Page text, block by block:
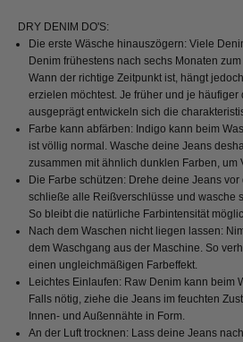
DRY DENIM DO'S:
Die erste Wäsche hinauszögern: Viele
Denim frühestens nach sechs Monaten
Wann der richtige Zeitpunkt ist, hängt
erzielen möchtest. Je früher und je
ausgeprägt entwickeln sich die
Farbe kann abfärben: Indigo kann beim
ist völlig normal. Wasche deine Jeans
zusammen mit ähnlich dunklen Farben, um
Die Farbe schützen: Drehe deine Jeans
schließe alle Reißverschlüsse und wasche
So bleibt die natürliche Farbintensität
Nach dem Waschen nicht liegen lassen:
dem Waschgang aus der Maschine. So
einen ungleichmäßigen Farbeffekt.
Leichtes Einlaufen: Raw Denim kann beim
Falls nötig, ziehe die Jeans im feuchten
Innen- und Außennähte in Form.
An der Luft trocknen: Lass deine Jeans